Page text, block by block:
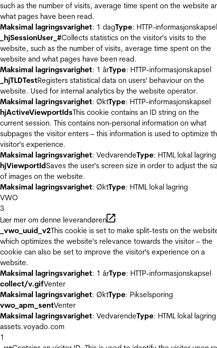
such as the number of visits, average time spent on the website
what pages have been read.
Maksimal lagringsvarighet: 1 dagType: HTTP-informasjonskapsel
_hjSessionUser_#Collects statistics on the visitor's visits to the
website, such as the number of visits, average time spent on the
website and what pages have been read.
Maksimal lagringsvarighet: 1 årType: HTTP-informasjonskapsel
_hjTLDTestRegisters statistical data on users' behaviour on the
website. Used for internal analytics by the website operator.
Maksimal lagringsvarighet: ØktType: HTTP-informasjonskapsel
hjActiveViewportIdsThis cookie contains an ID string on the
current session. This contains non-personal information on what
subpages the visitor enters – this information is used to optimize
visitor's experience.
Maksimal lagringsvarighet: VedvarendeType: HTML lokal lagring
hjViewportIdSaves the user's screen size in order to adjust the
of images on the website.
Maksimal lagringsvarighet: ØktType: HTML lokal lagring
VWO
3
Lær mer om denne leverandøren
_vwo_uuid_v2This cookie is set to make split-tests on the
which optimizes the website's relevance towards the visitor – the
cookie can also be set to improve the visitor's experience on a
website.
Maksimal lagringsvarighet: 1 årType: HTTP-informasjonskapsel
collect/v.gifVenter
Maksimal lagringsvarighet: ØktType: Pikselsporing
vwo_apm_sentVenter
Maksimal lagringsvarighet: VedvarendeType: HTML lokal lagring
assets.voyado.com
1